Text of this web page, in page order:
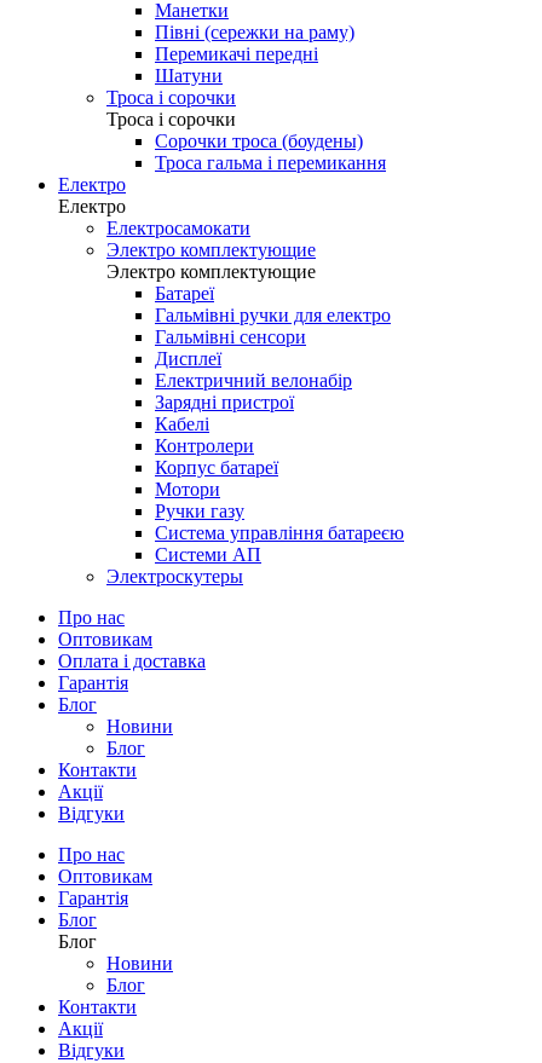
Манетки
Півні (сережки на раму)
Перемикачі передні
Шатуни
Троса і сорочки
Троса і сорочки
Сорочки троса (боудены)
Троса гальма і перемикання
Електро
Електро
Електросамокати
Электро комплектующие
Электро комплектующие
Батареї
Гальмівні ручки для електро
Гальмівні сенсори
Дисплеї
Електричний велонабір
Зарядні пристрої
Кабелі
Контролери
Корпус батареї
Мотори
Ручки газу
Система управління батареєю
Системи АП
Электроскутеры
Про нас
Оптовикам
Оплата і доставка
Гарантія
Блог
Новини
Блог
Контакти
Акції
Відгуки
Про нас
Оптовикам
Гарантія
Блог
Блог
Новини
Блог
Контакти
Акції
Відгуки